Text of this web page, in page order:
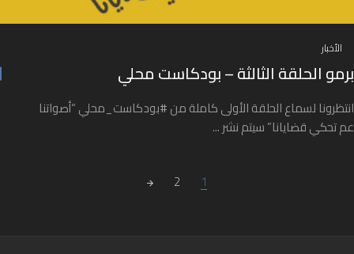
الأخبار
برمو الحلقة الثالثة – بودكاست محلي
انتظرونا لسماع الحلقة الأولى كاملة من #بودكاست_محلي “أصواتنا
عم تحكي قضايانا” سيتم نشر ...
1
2